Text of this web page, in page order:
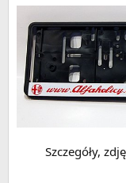
Szczegóły,